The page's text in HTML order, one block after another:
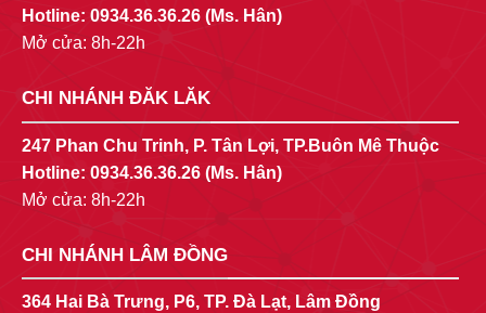
Hotline: 0934.36.36.26 (Ms. Hân)
Mở cửa: 8h-22h
CHI NHÁNH ĐĂK LĂK
247 Phan Chu Trinh, P. Tân Lợi, TP.Buôn Mê Thuộc
Hotline: 0934.36.36.26 (Ms. Hân)
Mở cửa: 8h-22h
CHI NHÁNH LÂM ĐỒNG
364 Hai Bà Trưng, P6, TP. Đà Lạt, Lâm Đồng